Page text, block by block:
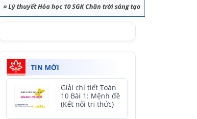
»Lý thuyết Hóa học 10 SGK Chân trời sáng tạo
TIN MỚI
Giải chi tiết Toán
10 Bài 1: Mệnh đề
(Kết nối tri thức)